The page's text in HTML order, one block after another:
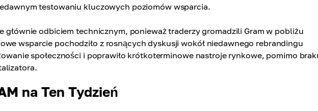
testowaniu kluczowych poziomów wsparcia.
głównie odbiciem technicznym, ponieważ traderzy gromadzili Gram w pobliżu
wsparcie pochodziło z rosnących dyskusji wokół niedawnego rebrandingu
społeczności i poprawiło krótkoterminowe nastroje rynkowe, pomimo
na Ten Tydzień